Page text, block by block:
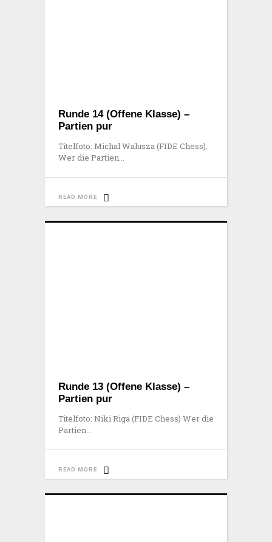
Runde 14 (Offene Klasse) –
Partien pur
Titelfoto: Michal Walusza (FIDE Chess).
Wer die Partien
READ MORE
Runde 13 (Offene Klasse) –
Partien pur
Titelfoto: Niki Riga (FIDE Chess) Wer die
Partien
READ MORE